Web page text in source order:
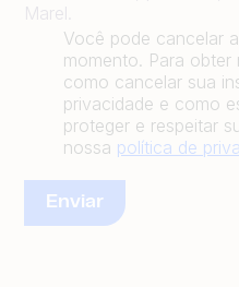
Marel.
Você pode cancelar
momento. Para
como cancelar sua
privacidade e como
proteger e respeitar
nossa política de